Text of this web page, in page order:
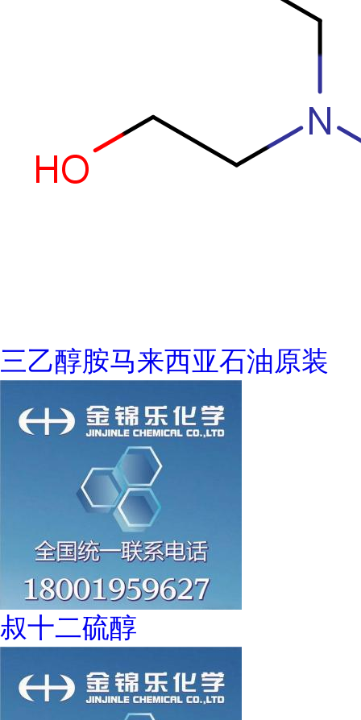
三乙醇胺马来西亚石油原装
叔十二硫醇